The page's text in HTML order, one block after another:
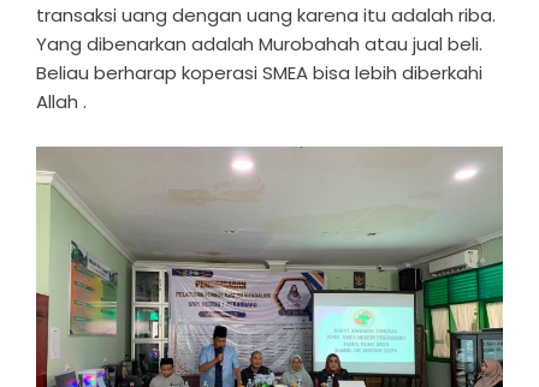
transaksi uang dengan uang karena itu adalah riba.
Yang dibenarkan adalah Murobahah atau jual beli.
Beliau berharap koperasi SMEA bisa lebih diberkahi
Allah .